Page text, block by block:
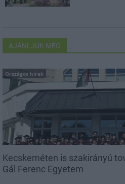
AJÁNLJUK MÉG
Országos hírek
Kecskeméten is szakirányú
Gál Ferenc Egyetem